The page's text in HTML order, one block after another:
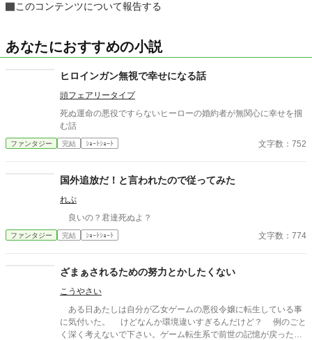
このコンテンツについて報告する
あなたにおすすめの小説
ヒロインガン無視で幸せになる話
頭フェアリータイプ
死ぬ運命の悪役ですらないヒーローの婚約者が無関心に幸せを掴
む話
ファンタジー 完結 ｼｮｰﾄｼｮｰﾄ 文字数：752
国外追放だ！と言われたので従ってみた
れぷ
良いの？君達死ぬよ？
ファンタジー 完結 ｼｮｰﾄｼｮｰﾄ 文字数：774
ざまぁされるための努力とかしたくない
こうやさい
ある日あたしは自分が乙女ゲームの悪役令嬢に転生している事
に気付いた。 けどなんか環境違いすぎるんだけど？ 例のごと
く深く考えないで下さい。ゲーム転生系で前世の記憶が戻った理